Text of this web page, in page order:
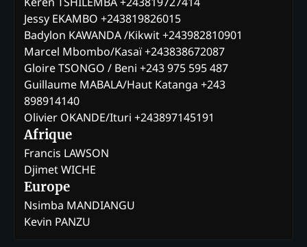
Jessy EKAMBO +243819826015
Badylon KAWANDA /Kikwit +243982810901
Marcel Mbombo/Kasaï +243838672087
Gloire TSONGO / Beni +243 975 595 487
Guillaume MABALA/Haut Katanga +243
898914140
Olivier OKANDE/Ituri +243897145191
Afrique
Francis LAWSON
Djimet WICHE
Europe
Nsimba MANDIANGU
Kevin PANZU